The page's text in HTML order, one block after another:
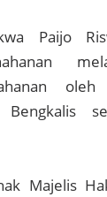
Paijo
Bengkalis
Majelis